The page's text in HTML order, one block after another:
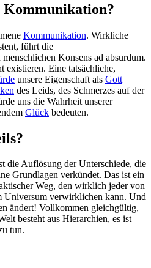
Kommunikation. Wirkliche
führt die
Konsens ad absurdum.
existieren. Eine tatsächliche,
unsere Eigenschaft als Gott
des Leids, des Schmerzes auf der
uns die Wahrheit unserer
Glück bedeuten.
die Auflösung der Unterschiede, die
Grundlagen verkündet. Das ist ein
Weg, den wirklich jeder von
Universum verwirklichen kann. Und
ändert! Vollkommen gleichgültig,
besteht aus Hierarchien, es ist
tun.